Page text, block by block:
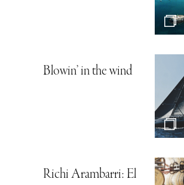
Blowin’ in the wind
Richi Arambarri: El